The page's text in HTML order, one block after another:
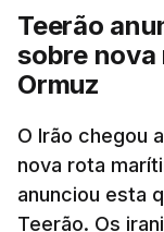
americana em
nomeadamente
militar deverá
território de
de 1,5
Permite, desta
Teerão
sobre
Ormuz
O Irão chegou
nova rota
anunciou esta
Teerão. Os